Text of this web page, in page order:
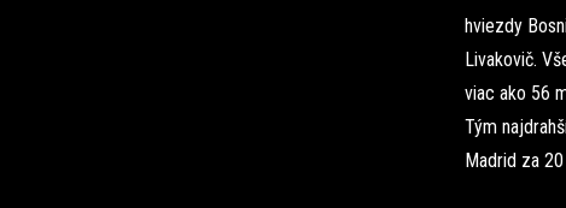
hviezdy
Livakovič.
viac ako 56
Tým
Madrid za